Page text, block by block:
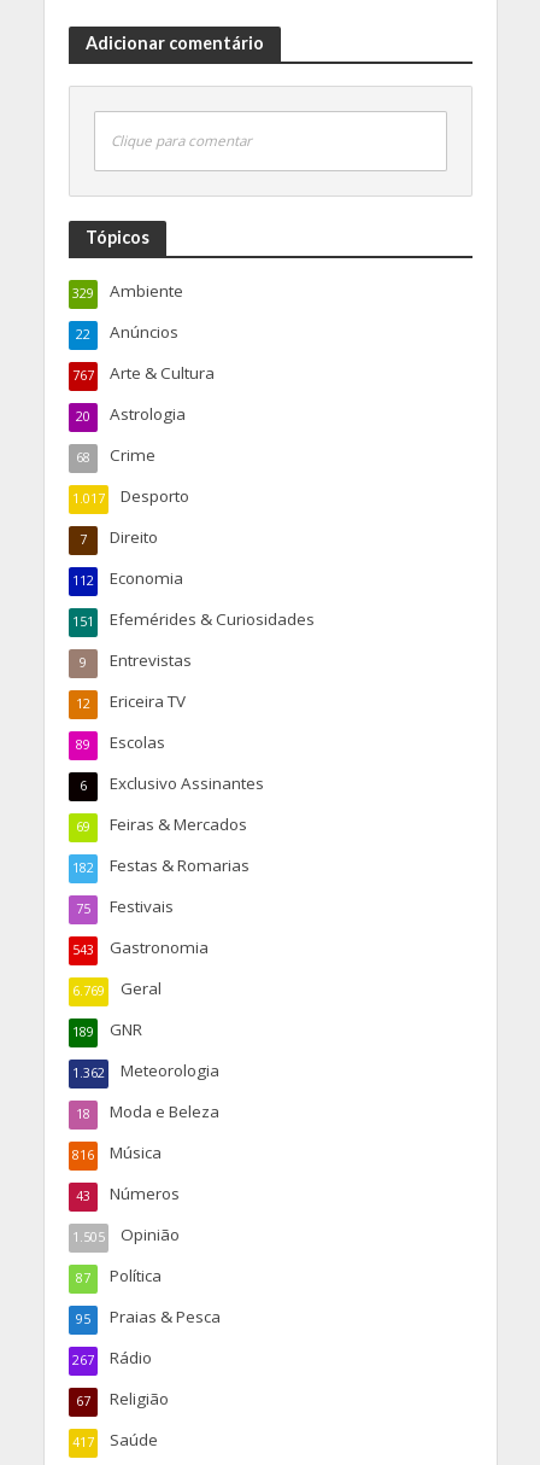
Adicionar comentário
Clique para comentar
Tópicos
Ambiente
329
Anúncios
22
Arte & Cultura
767
Astrologia
20
Crime
68
Desporto
1.017
Direito
7
Economia
112
Efemérides & Curiosidades
151
Entrevistas
9
Ericeira TV
12
Escolas
89
Exclusivo Assinantes
6
Feiras & Mercados
69
Festas & Romarias
182
Festivais
75
Gastronomia
543
Geral
6.769
GNR
189
Meteorologia
1.362
Moda e Beleza
18
Música
816
Números
43
Opinião
1.505
Política
87
Praias & Pesca
95
Rádio
267
Religião
67
Saúde
417